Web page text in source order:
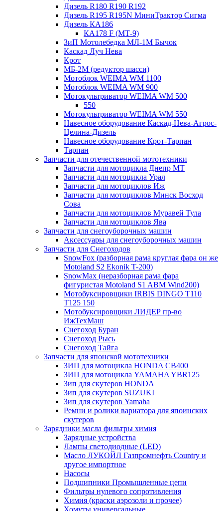
Дизель R180 R190 R192
Дизель R195 R195N МиниТрактор Сигма
Дизель КА186
КА178 F (МТ-9)
ЗиП Мотолебедка МЛ-1М Бычок
Каскад Луч Нева
Крот
МБ-2М (редуктор шасси)
Мотоблок WEIMA WM 1100
Мотоблок WEIMA WM 900
Мотокультриватор WEIMA WM 500
550
Мотокультриватор WEIMA WM 550
Навесное оборудование Каскад-Нева-Агрос-
Целина-Дизель
Навесное оборудование Крот-Тарпан
Тарпан
Запчасти для отечественной мототехники
Запчасти для мотоцикла Днепр МТ
Запчасти для мотоцикла Урал
Запчасти для мотоциклов Иж
Запчасти для мотоциклов Минск Восход
Сова
Запчасти для мотоциклов Муравей Тула
Запчасти для мотоциклов Ява
Запчасти для снегоуборочных машин
Аксессуары для снегоуборочных машин
Запчасти для Снегоходов
SnowFox (разборная рама круглая фара он же
Motoland S2 Ekonik T-200)
SnowMax (неразборная рама фара
фигуристая Motoland S1 ABM Wind200)
Мотобуксировщики IRBIS DINGO Т110
Т125 150
Мотобуксировщики ЛИДЕР пр-во
ИжТехМаш
Снегоход Буран
Снегоход Рысь
Снегоход Тайга
Запчасти для японской мототехники
ЗИП для мотоцикла HONDA CB400
ЗИП для мотоцикла YAMAHA YBR125
Зип для скутеров HONDA
Зип для скутеров SUZUKI
Зип для скутеров Yamaha
Ремни и ролики вариатора для япоинских
скутеров
Зарядники масла фильтры химия
Зарядные устройства
Лампы светодиодные (LED)
Масло ЛУКОЙЛ Газпромнефть Country и
другое импортное
Насосы
Подшипники Промышленные цепи
Фильтры нулевого сопротивления
Химия (краски аэрозоли и прочее)
Хомуты универсальные